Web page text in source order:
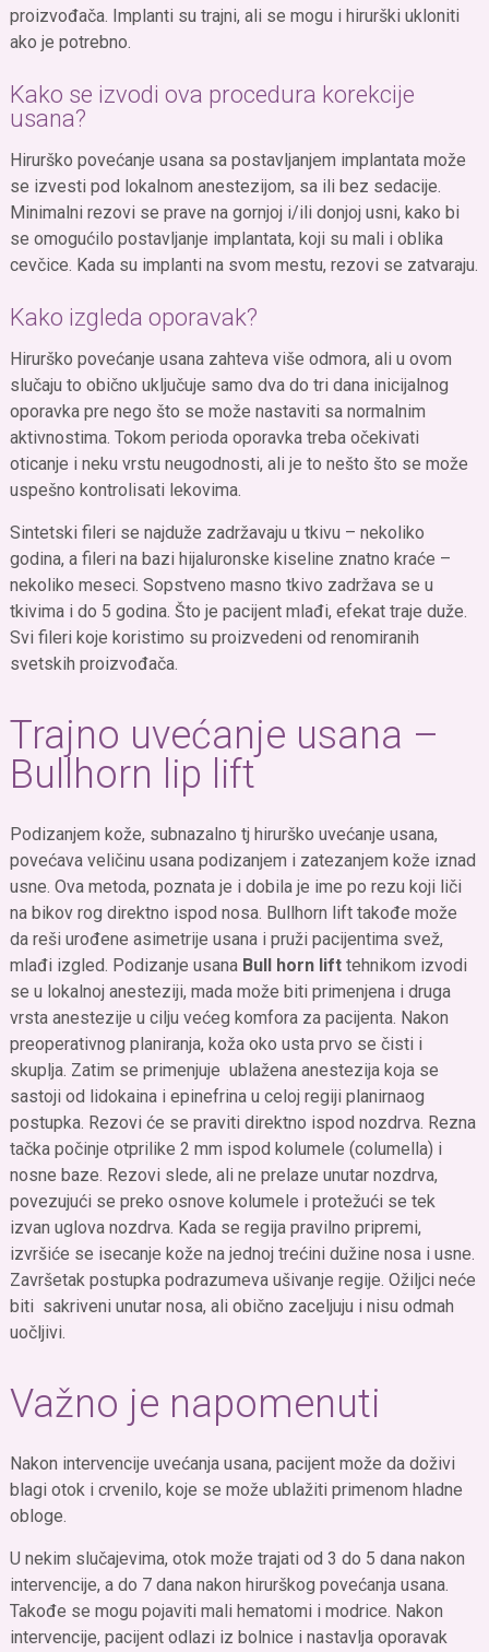
proizvođača. Implanti su trajni, ali se mogu i hirurški ukloniti
ako je potrebno.
Kako se izvodi ova procedura korekcije
usana?
Hirurško povećanje usana sa postavljanjem implantata može
se izvesti pod lokalnom anestezijom, sa ili bez sedacije.
Minimalni rezovi se prave na gornjoj i/ili donjoj usni, kako bi
se omogućilo postavljanje implantata, koji su mali i oblika
cevčice. Kada su implanti na svom mestu, rezovi se zatvaraju.
Kako izgleda oporavak?
Hirurško povećanje usana zahteva više odmora, ali u ovom
slučaju to obično uključuje samo dva do tri dana inicijalnog
oporavka pre nego što se može nastaviti sa normalnim
aktivnostima. Tokom perioda oporavka treba očekivati
oticanje i neku vrstu neugodnosti, ali je to nešto što se može
uspešno kontrolisati lekovima.
Sintetski fileri se najduže zadržavaju u tkivu – nekoliko
godina, a fileri na bazi hijaluronske kiseline znatno kraće –
nekoliko meseci. Sopstveno masno tkivo zadržava se u
tkivima i do 5 godina. Što je pacijent mlađi, efekat traje duže.
Svi fileri koje koristimo su proizvedeni od renomiranih
svetskih proizvođača.
Trajno uvećanje usana –
Bullhorn lip lift
Podizanjem kože, subnazalno tj hirurško uvećanje usana,
povećava veličinu usana podizanjem i zatezanjem kože iznad
usne. Ova metoda, poznata je i dobila je ime po rezu koji liči
na bikov rog direktno ispod nosa. Bullhorn lift takođe može
da reši urođene asimetrije usana i pruži pacijentima svež,
mlađi izgled. Podizanje usana Bull horn lifttehnikom izvodi
se u lokalnoj anesteziji, mada može biti primenjena i druga
vrsta anestezije u cilju većeg komfora za pacijenta. Nakon
preoperativnog planiranja, koža oko usta prvo se čisti i
skuplja. Zatim se primenjuje ublažena anestezija koja se
sastoji od lidokaina i epinefrina u celoj regiji planirnaog
postupka. Rezovi će se praviti direktno ispod nozdrva. Rezna
tačka počinje otprilike 2 mm ispod kolumele (columella) i
nosne baze. Rezovi slede, ali ne prelaze unutar nozdrva,
povezujući se preko osnove kolumele i protežući se tek
izvan uglova nozdrva. Kada se regija pravilno pripremi,
izvršiće se isecanje kože na jednoj trećini dužine nosa i usne.
Završetak postupka podrazumeva ušivanje regije. Ožiljci neće
biti sakriveni unutar nosa, ali obično zaceljuju i nisu odmah
uočljivi.
Važno je napomenuti
Nakon intervencije uvećanja usana, pacijent može da doživi
blagi otok i crvenilo, koje se može ublažiti primenom hladne
obloge.
U nekim slučajevima, otok može trajati od 3 do 5 dana nakon
intervencije, a do 7 dana nakon hirurškog povećanja usana.
Takođe se mogu pojaviti mali hematomi i modrice. Nakon
intervencije, pacijent odlazi iz bolnice i nastavlja oporavak